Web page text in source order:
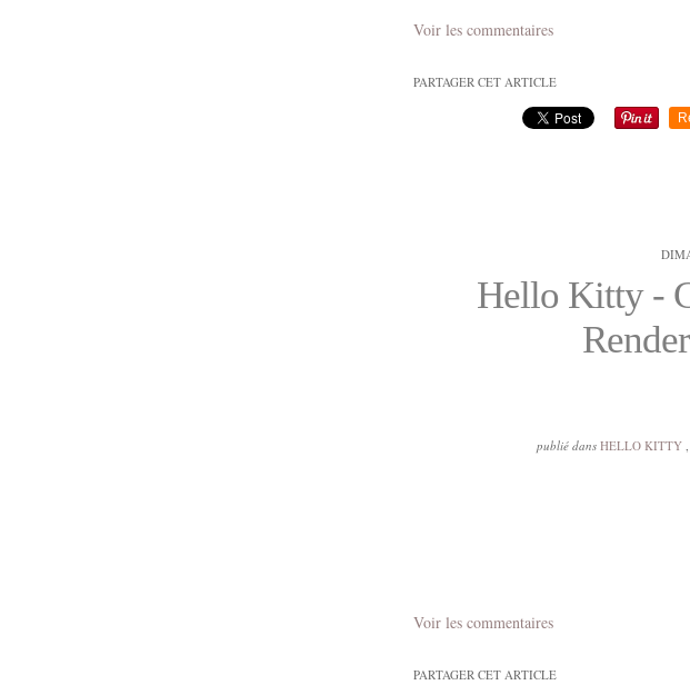
Voir les commentaires
PARTAGER CET ARTICLE
Hello Kitty -
publié dans HELLO KITTY,
Voir les commentaires
PARTAGER CET ARTICLE